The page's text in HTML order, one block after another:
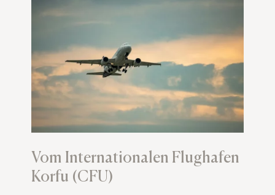
Vom Internationalen Flughafen
Korfu (CFU)